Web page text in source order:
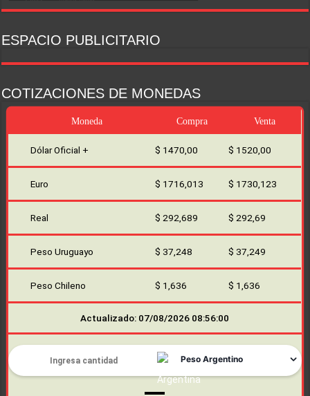
ESPACIO PUBLICITARIO
COTIZACIONES DE MONEDAS
Moneda Compra Venta
Dólar Oficial + $ 1470,00 $ 1520,00
Euro $ 1716,013 $ 1730,123
Real $ 292,689 $ 292,69
Peso Uruguayo $ 37,248 $ 37,249
Peso Chileno $ 1,636 $ 1,636
Actualizado: 07/08/2026 08:56:00